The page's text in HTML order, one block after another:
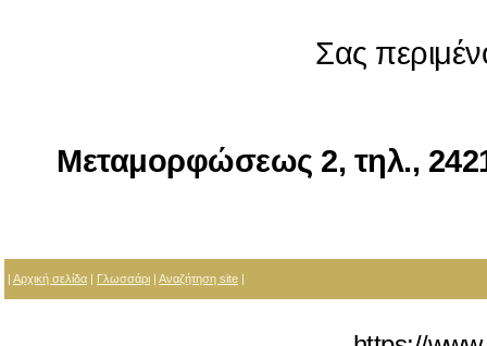
Σας
Μεταμορφώσεως 2, τηλ.,
| Αρχική σελίδα | Γλωσσάρι | Αναζήτηση site |